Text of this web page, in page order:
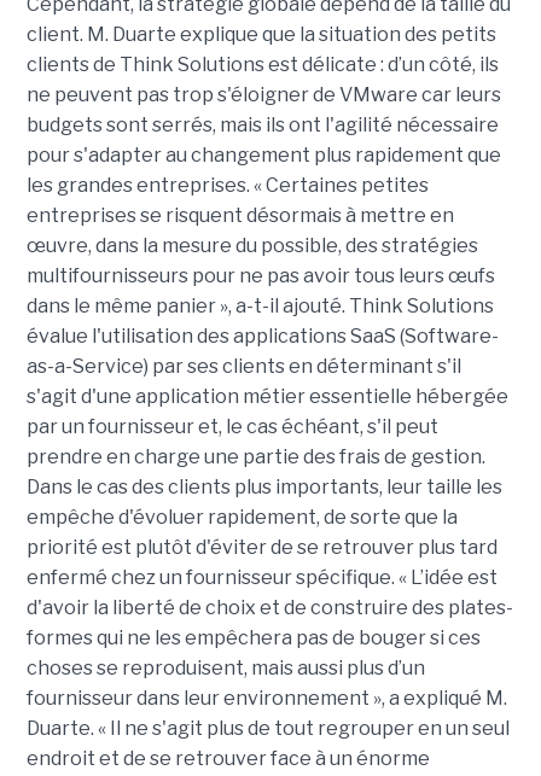
Cependant, la stratégie globale dépend de la taille du
client. M. Duarte explique que la situation des petits
clients de Think Solutions est délicate : d’un côté, ils
ne peuvent pas trop s'éloigner de VMware car leurs
budgets sont serrés, mais ils ont l'agilité nécessaire
pour s'adapter au changement plus rapidement que
les grandes entreprises. « Certaines petites
entreprises se risquent désormais à mettre en
œuvre, dans la mesure du possible, des stratégies
multifournisseurs pour ne pas avoir tous leurs œufs
dans le même panier », a-t-il ajouté. Think Solutions
évalue l'utilisation des applications SaaS (Software-
as-a-Service) par ses clients en déterminant s'il
s'agit d'une application métier essentielle hébergée
par un fournisseur et, le cas échéant, s'il peut
prendre en charge une partie des frais de gestion.
Dans le cas des clients plus importants, leur taille les
empêche d'évoluer rapidement, de sorte que la
priorité est plutôt d'éviter de se retrouver plus tard
enfermé chez un fournisseur spécifique. « L’idée est
d'avoir la liberté de choix et de construire des plates-
formes qui ne les empêchera pas de bouger si ces
choses se reproduisent, mais aussi plus d’un
fournisseur dans leur environnement », a expliqué M.
Duarte. « Il ne s'agit plus de tout regrouper en un seul
endroit et de se retrouver face à un énorme